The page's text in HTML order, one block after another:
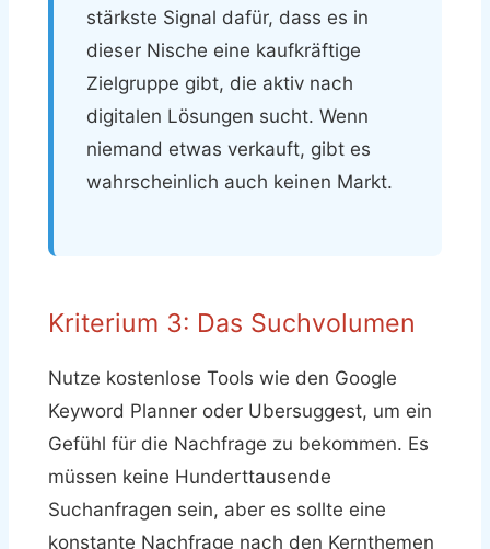
stärkste Signal dafür, dass es in
dieser Nische eine kaufkräftige
Zielgruppe gibt, die aktiv nach
digitalen Lösungen sucht. Wenn
niemand etwas verkauft, gibt es
wahrscheinlich auch keinen Markt.
Kriterium 3: Das Suchvolumen
Nutze kostenlose Tools wie den Google
Keyword Planner oder Ubersuggest, um ein
Gefühl für die Nachfrage zu bekommen. Es
müssen keine Hunderttausende
Suchanfragen sein, aber es sollte eine
konstante Nachfrage nach den Kernthemen